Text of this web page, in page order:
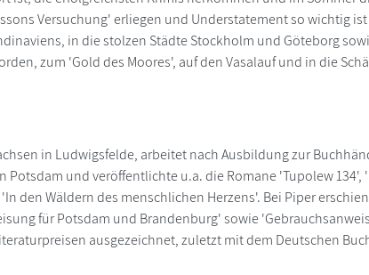
Versuchung' erliegen und Understatement so wichtig
in die stolzen Städte Stockholm und Göteborg
zum 'Gold des Moores', auf den Vasalauf und in die
in Ludwigsfelde, arbeitet nach Ausbildung zur
und veröffentlichte u.a. die Romane 'Tupolew 134',
den Wäldern des menschlichen Herzens'. Bei Piper
für Potsdam und Brandenburg' sowie
ausgezeichnet, zuletzt mit dem Deutschen